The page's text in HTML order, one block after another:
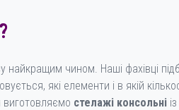
чином. Наші фахівці
які елементи і в якій
виготовляємо стелажі консольні